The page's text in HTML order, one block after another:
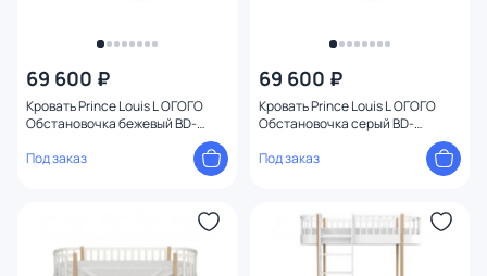
69 600 ₽
Кровать Prince Louis L ОГОГО
Обстановочка бежевый BD-
Под заказ
69 600 ₽
Кровать Prince Louis L ОГОГО
Обстановочка серый BD-
Под заказ